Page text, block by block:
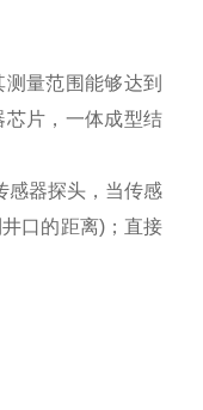
量范围能够达到
片，一体成型结
感器探头，当传感
口的距离)；直接